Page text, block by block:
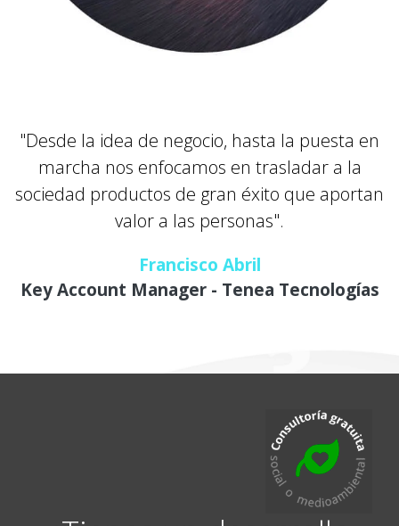
"Desde la idea de negocio, hasta la puesta en
marcha nos enfocamos en trasladar a la
sociedad productos de gran éxito que aportan
valor a las personas".
Francisco Abril
Key Account Manager - Tenea Tecnologías